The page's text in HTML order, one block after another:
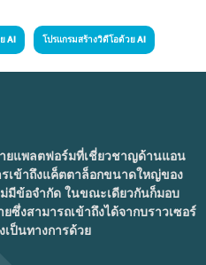
AI โปรแกรมสร้างวิดีโอด้วย AI
ยแพลตฟอร์มที่เชี่ยวชาญด้านแอน
รเข้าถึงแค็ตตาล็อกขนาดใหญ่ของ
มีข้อจำกัด ในขณะเดียวกันก็มอบ
ซึ่งสามารถเข้าถึงได้จากบราวเซอร์
ป็นทางการด้วย